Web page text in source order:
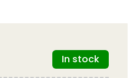
In stock